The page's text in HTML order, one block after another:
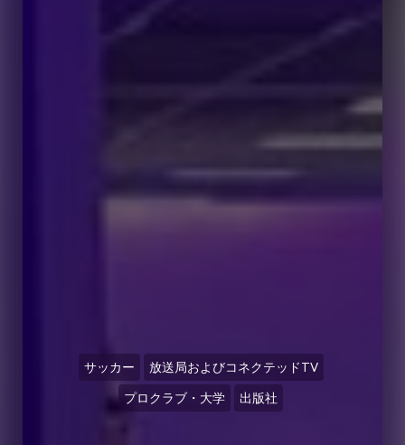
サッカー 放送局およびコネクテッドTV
プロクラブ・大学 出版社